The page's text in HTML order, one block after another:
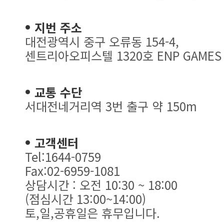
지번 주소
대전광역시 중구 오류동 154-4,
센트리아오피스텔 1320호 ENP GAMES
교통 수단
서대전네거리역 3번 출구 약 150m
고객센터
Tel:1644-0759
Fax:02-6959-1081
상담시간 : 오전 10:30 ~ 18:00
(점심시간 13:00~14:00)
토,일,공휴일은 휴무입니다.